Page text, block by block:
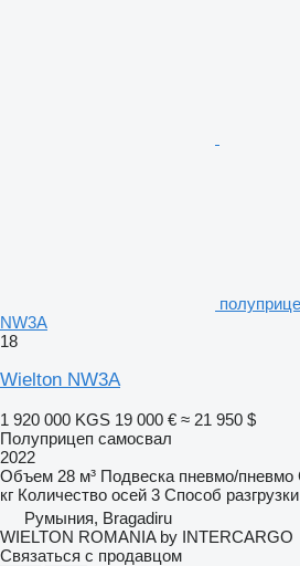
NW3A
18
Wielton NW3A
1 920 000 KGS 19 000 € ≈ 21 950 $
Полуприцеп самосвал
2022
Объем 28 м³ Подвеска пневмо/пневмо
кг Количество осей 3 Способ разгрузки
Румыния, Bragadiru
WIELTON ROMANIA by INTERCARGO
Связаться с продавцом